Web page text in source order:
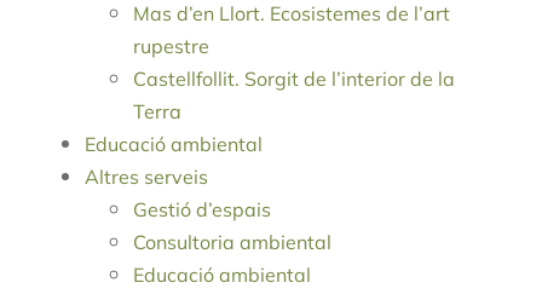
Mas d’en Llort. Ecosistemes de l’art
rupestre
Castellfollit. Sorgit de l’interior de la
Terra
Educació ambiental
Altres serveis
Gestió d’espais
Consultoria ambiental
Educació ambiental